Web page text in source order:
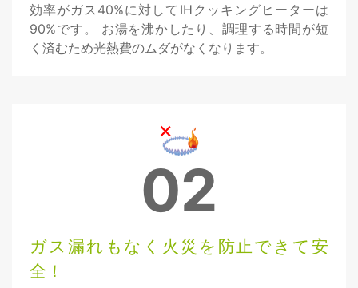
効率がガス40%に対してIHクッキングヒーターは
90%です。 お湯を沸かしたり、調理する時間が短
く済むため光熱費のムダがなくなります。
02
ガス漏れもなく火災を防止できて安
全！